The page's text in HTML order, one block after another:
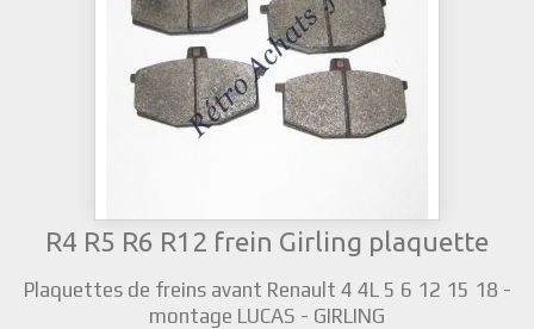
R4 R5 R6 R12 frein Girling plaquette
Plaquettes de freins avant Renault 4 4L 5 6 12 15 18 -
montage LUCAS - GIRLING